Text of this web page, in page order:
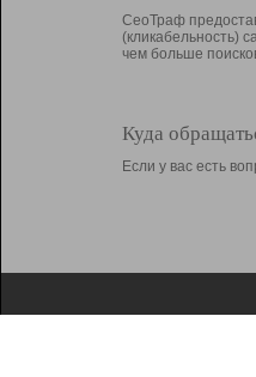
СеоТраф
(кликабельность)
чем больше
Куда
Если у вас есть